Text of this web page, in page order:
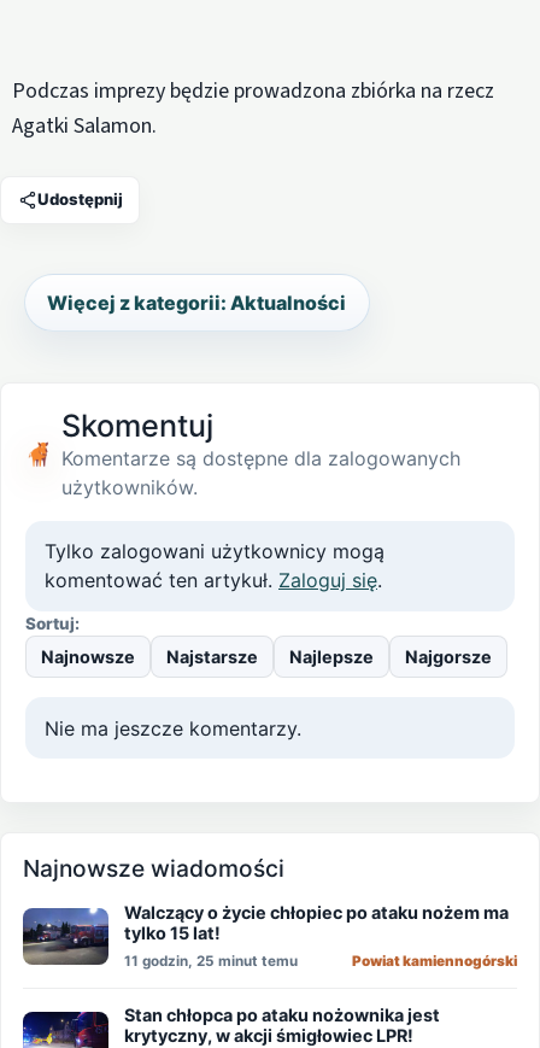
Podczas imprezy będzie prowadzona zbiórka na rzecz
Agatki Salamon.
Udostępnij
Więcej z kategorii: Aktualności
Skomentuj
Komentarze są dostępne dla zalogowanych
użytkowników.
Tylko zalogowani użytkownicy mogą
komentować ten artykuł. Zaloguj się.
Sortuj:
Najnowsze Najstarsze Najlepsze Najgorsze
Nie ma jeszcze komentarzy.
Najnowsze wiadomości
Walczący o życie chłopiec po ataku nożem ma
tylko 15 lat!
11 godzin, 25 minut temu Powiat kamiennogórski
Stan chłopca po ataku nożownika jest
krytyczny, w akcji śmigłowiec LPR!